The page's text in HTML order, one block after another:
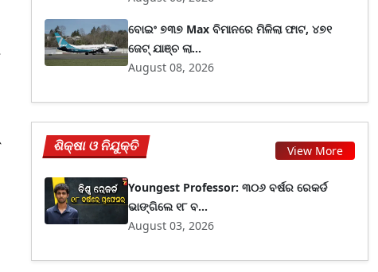
ବୋଇଂ ୭୩୭ Max ବିମାନରେ ମିଳିଲା ଫାଟ, ୪୭୧
ଜେଟ୍ ଯାଞ୍ଚ ଲା...
August 08, 2026
ଶିକ୍ଷା ଓ ନିଯୁକ୍ତି View More
Youngest Professor: ୩୦୬ ବର୍ଷର ରେକର୍ଡ
ଭାଙ୍ଗିଲେ ୧୮ ବ...
August 03, 2026